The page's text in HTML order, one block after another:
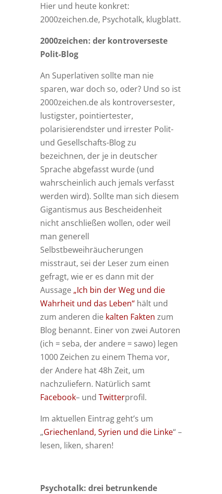
Hier und heute konkret:
2000zeichen.de, Psychotalk, klugblatt.
2000zeichen: der kontroverseste
Polit-Blog
An Superlativen sollte man nie
sparen, war doch so, oder? Und so ist
2000zeichen.de als kontroversester,
lustigster, pointiertester,
polarisierendster und irrester Polit-
und Gesellschafts-Blog zu
bezeichnen, der je in deutscher
Sprache abgefasst wurde (und
wahrscheinlich auch jemals verfasst
werden wird). Sollte man sich diesem
Gigantismus aus Bescheidenheit
nicht anschließen wollen, oder weil
man generell
Selbstbeweihräucherungen
misstraut, sei der Leser zum einen
gefragt, wie er es dann mit der
Aussage „Ich bin der Weg und die
Wahrheit und das Leben“hält und
zum anderen diekalten Fakten zum
Blog benannt. Einer von zwei Autoren
(ich = seba, der andere = sawo) legen
1000 Zeichen zu einem Thema vor,
der Andere hat 48h Zeit, um
nachzuliefern. Natürlich samt
Facebook– und Twitterprofil.
Im aktuellen Eintrag geht’s um
„Griechenland, Syrien und die Linke“ –
lesen, liken, sharen!
Psychotalk: drei betrunkende